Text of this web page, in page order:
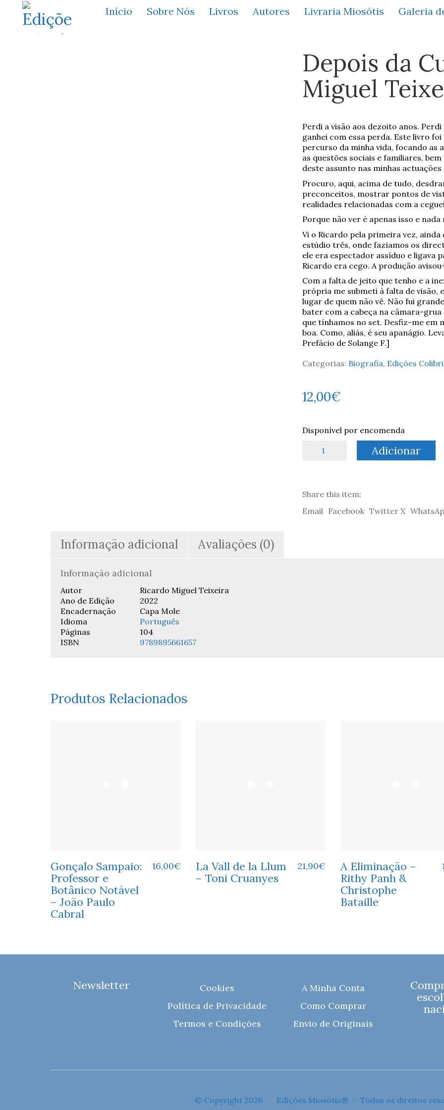
Início Sobre Nós Livros Autores Livraria Miosótis Galeria
Depois da
Miguel
Perdi a visão aos dezoito anos.
ganhei com essa perda. Este livro
percurso da minha vida, focando as
as questões sociais e familiares,
deste assunto nas minhas actuações
Procuro, aqui, acima de tudo,
preconceitos, mostrar pontos de
realidades relacionadas com a
Porque não ver é apenas isso e nada
Vi o Ricardo pela primeira vez,
estúdio três, onde fazíamos os
ele era espectador assíduo e ligava
Ricardo era cego. A produção
Com a falta de jeito que tenho e a
própria me submeti à falta de visão,
lugar de quem não vê. Não fui
bater com a cabeça na câmara-
que tínhamos no set. Desfiz-me em
boa. Como, aliás, é seu apanágio.
Prefácio de Solange F.]
Categorias: Biografia, Edições Colibri
12,00€
Disponível por encomenda
-
Ricardo
Adicionar
Share this item:
Email Facebook Twitter X
Informação adicional Avaliações (0)
Informação adicional
Autor
Ricardo Miguel Teixeira
Ano de Edição
2022
Encadernação
Capa Mole
Idioma
Português
Páginas
104
ISBN
9789895661657
Produtos Relacionados
Gonçalo Sampaio:
Professor e
Botânico Notável
– João Paulo
Cabral
16,00€
La Vall de la Llum
– Toni Cruanyes
21,90€
A Eliminação –
Rithy Panh &
Christophe
Bataille
Newsletter
Cookies
Política de Privacidade
Termos e Condições
A Minha Conta
Como Comprar
Envio de Originais
© Copyright 2026 · Edições Miosótis® · Todos os direitos